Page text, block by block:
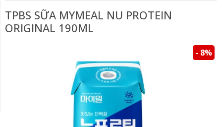
TPBS SỮA MYMEAL NU PROTEIN
ORIGINAL 190ML
- 8%